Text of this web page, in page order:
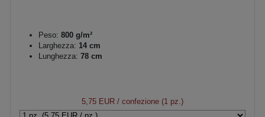
Peso: 800 g/m²
Larghezza: 14 cm
Lunghezza: 78 cm
5,75 EUR / confezione (1 pz.)